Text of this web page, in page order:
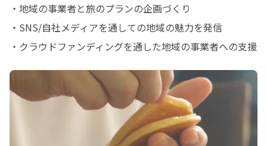
・地域の事業者と旅のプランの企画づくり
・SNS/自社メディアを通しての地域の魅力を発信
・クラウドファンディングを通した地域の事業者への支援